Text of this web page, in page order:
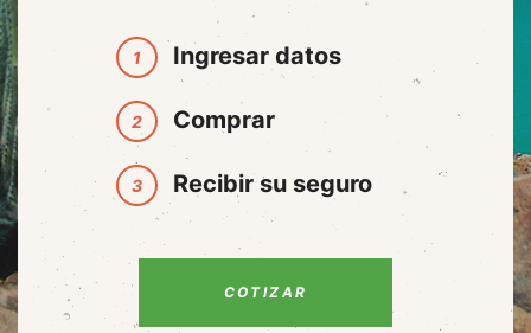
1 Ingresar datos
2 Comprar
3 Recibir su seguro
COTIZAR